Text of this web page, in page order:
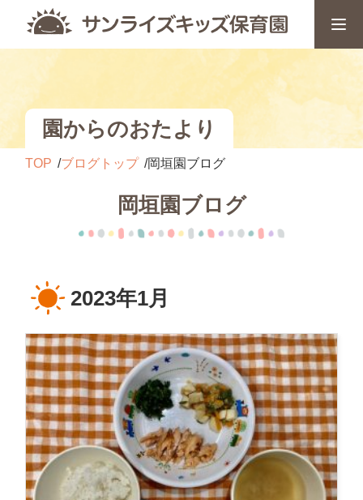
園からのおたより
TOP ブログトップ 岡垣園ブログ
岡垣園ブログ
2023年1月